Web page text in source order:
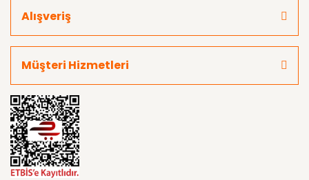
Alışveriş
Müşteri Hizmetleri